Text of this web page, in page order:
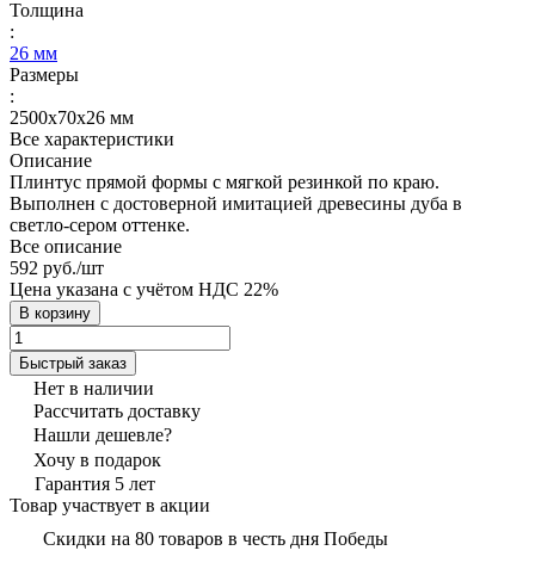
Толщина
:
26 мм
Размеры
:
2500х70х26 мм
Все характеристики
Описание
Плинтус прямой формы с мягкой резинкой по краю.
Выполнен с достоверной имитацией древесины дуба в
светло-сером оттенке.
Все описание
592 руб./шт
Цена указана с учётом НДС 22%
В корзину
Быстрый заказ
Нет в наличии
Рассчитать доставку
Нашли дешевле?
Хочу в подарок
Гарантия 5 лет
Товар участвует в акции
Скидки на 80 товаров в честь дня Победы